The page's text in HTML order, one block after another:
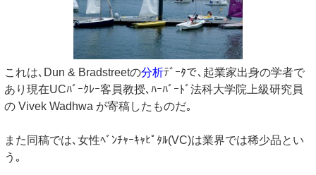
これは､Dun & Bradstreetの分析ﾃﾞｰﾀで､起業家出身の学者で
あり現在UCﾊﾞｰｸﾚｰ客員教授､ﾊｰﾊﾞｰﾄﾞ法科大学院上級研究員
の Vivek Wadhwa が寄稿したものだ｡
また同稿では､女性ﾍﾞﾝﾁｬｰｷｬﾋﾟﾀﾙ(VC)は業界では稀少品とい
う｡